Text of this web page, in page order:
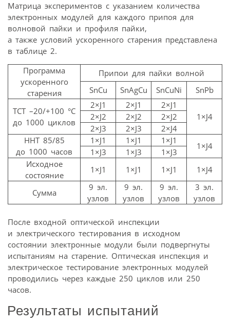
Матрица экспериментов с указанием количества
электронных модулей для каждого припоя для
волновой пайки и профиля пайки,
а также условий ускоренного старения представлена
в таблице 2.
Программа
ускоренного
старения
Припои для пайки волной
SnCu
SnAgCu SnCuNi SnPb
TCT –20/+100 °C
до 1000 циклов
2×J1 2×J1
2×J1
1×J4
2×J2 2×J2
2×J2
2×J3
2×J3
2×J4
HHT 85/85
до 1000 часов
1×J1 1×J1 1×J1
1×J4
1×J3 1×J3
1×J3
Исходное
состояние
1×J1 1×J1 1×J1 1×J4
Сумма
9 эл.
узлов
9 эл.
узлов
9 эл.
узлов
3 эл.
узлов
После входной оптической инспекции
и электрического тестирования в исходном
состоянии электронные модули были подвергнуты
испытаниям на старение. Оптическая инспекция и
электрическое тестирование электронных модулей
проводились через каждые 250 циклов или 250
часов.
Результаты испытаний